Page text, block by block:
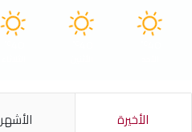
الأخيرة الأشهر